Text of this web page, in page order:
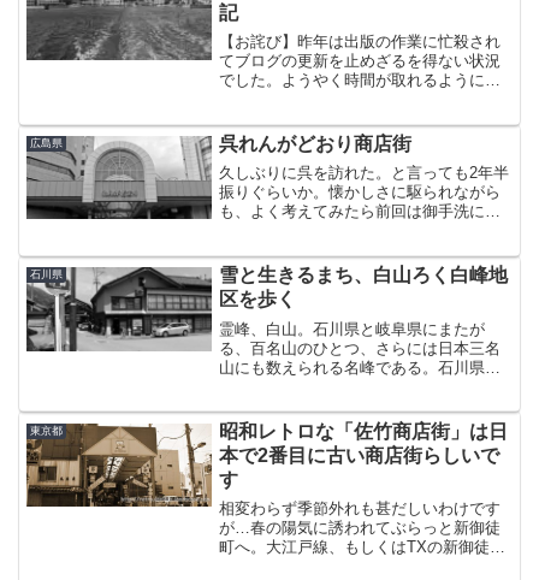
記
【お詫び】昨年は出版の作業に忙殺され
てブログの更新を止めざるを得ない状況
でした。ようやく時間が取れるようにな
を降りた。出迎えた一人の男に促される
ままバスに乗り込む。 ...
広島県 呉れんがどおり商店街
久しぶりに呉を訪れた。と言っても2年半
振りぐらいか。懐かしさに駆られながら
も、よく考えてみたら前回は御手洗に行
きはちょっとだけ歩いた。まぁ、とは言
え筆者が立ち寄るのは商...
石川県
雪と生きるまち、白山ろく白峰地
区を歩く
霊峰、白山。石川県と岐阜県にまたが
る、百名山のひとつ、さらには日本三名
山にも数えられる名峰である。石川県で
る集落がある。旅の最終日。前日の雨が
嘘のように朝から青空が広が...
東京都
昭和レトロな「佐竹商店街」は日
本で2番目に古い商店街らしいで
す
相変わらず季節外れも甚だしいわけです
が…春の陽気に誘われてぶらっと新御徒
町へ。大江戸線、もしくはTXの新御徒町